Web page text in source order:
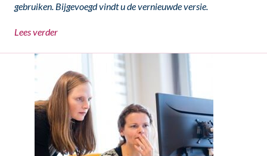
gebruiken. Bijgevoegd vindt u devernieuwde versie.
Lees verder